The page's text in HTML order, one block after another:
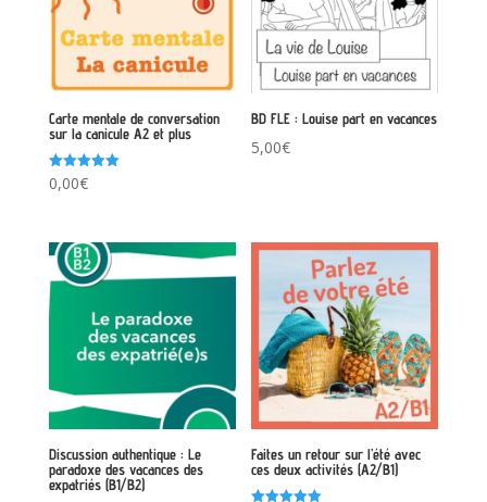
Carte mentale de conversation
sur la canicule A2 et plus
Note
5.00
0,00€
BD FLE : Louise part en vacances
5,00€
Discussion authentique : Le
paradoxe des vacances des
expatriés (B1/B2)
Faites un retour sur l’été avec
ces deux activités (A2/B1)